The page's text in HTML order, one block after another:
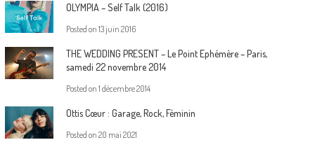
OLYMPIA – Self Talk (2016)
Posted on 13 juin 2016
THE WEDDING PRESENT – Le Point Ephémère – Paris,
samedi 22 novembre 2014
Posted on 1 décembre 2014
Ottis Cœur : Garage, Rock, Féminin
Posted on 20 mai 2021